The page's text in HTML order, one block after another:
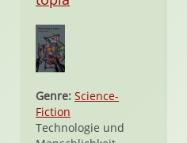
Genre: Science-
Fiction
Technologie und